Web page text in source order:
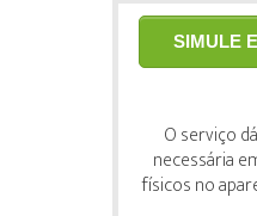
O serviço
necessária
físicos no
SIMULE